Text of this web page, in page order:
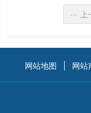
<<
网站地图 网站